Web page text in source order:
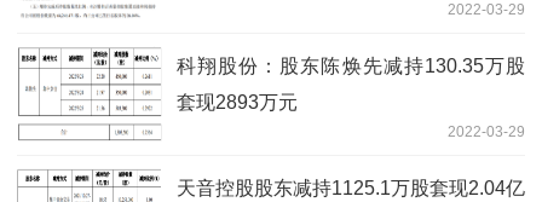
2022-03-29
科翔股份：股东陈焕先减持130.35万股
套现2893万元
2022-03-29
天音控股股东减持1125.1万股套现2.04亿